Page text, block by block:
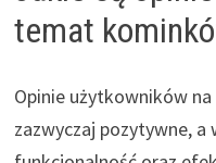
temat
Opinie użytkowników
zazwyczaj pozytywne, a